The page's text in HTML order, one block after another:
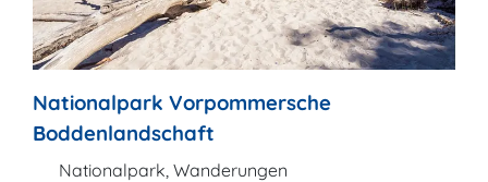
Nationalpark Vorpommersche
Boddenlandschaft
Nationalpark, Wanderungen